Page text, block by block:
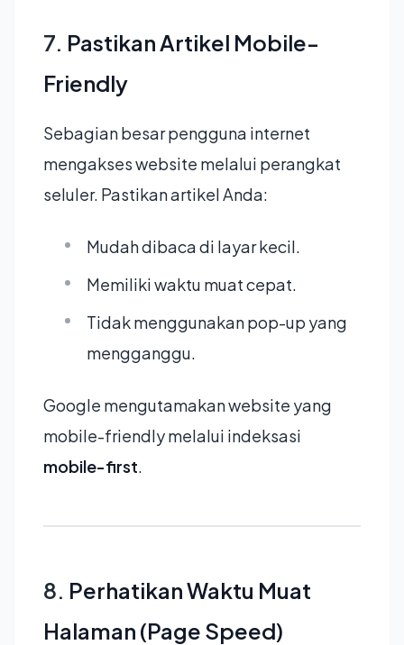
7. Pastikan Artikel Mobile-
Friendly
Sebagian besar pengguna internet
mengakses website melalui perangkat
seluler. Pastikan artikel Anda:
Mudah dibaca di layar kecil.
Memiliki waktu muat cepat.
Tidak menggunakan pop-up yang
mengganggu.
Google mengutamakan website yang
mobile-friendly melalui indeksasi
mobile-first.
8. Perhatikan Waktu Muat
Halaman (Page Speed)